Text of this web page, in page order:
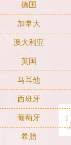
德国
加拿大
澳大利亚
英国
马耳他
西班牙
葡萄牙
希腊